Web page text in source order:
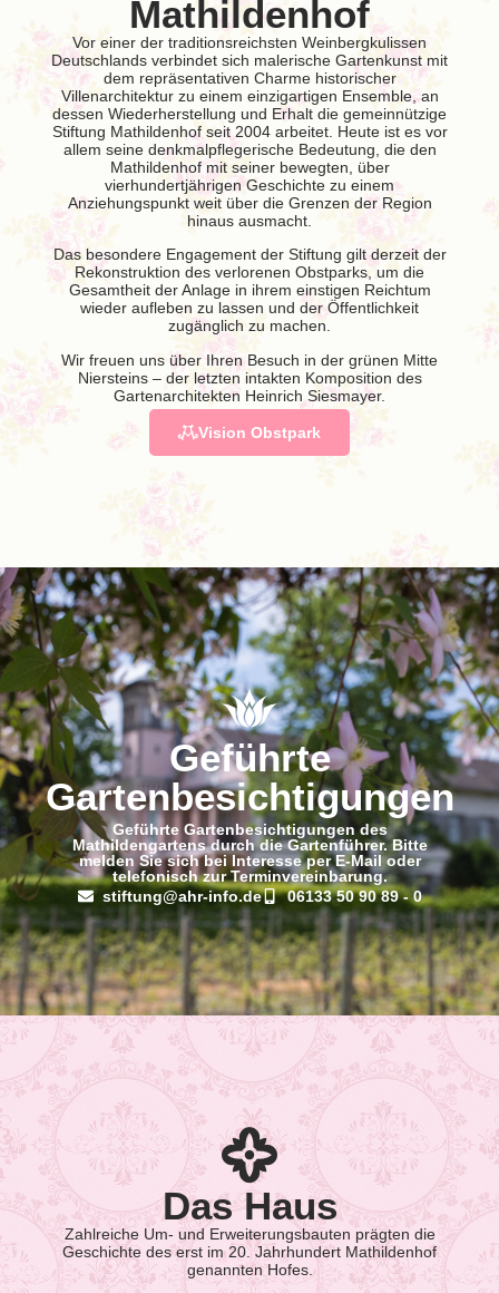
Mathildenhof
Vor einer der traditionsreichsten Weinbergkulissen
Deutschlands verbindet sich malerische Gartenkunst mit
dem repräsentativen Charme historischer
Villenarchitektur zu einem einzigartigen Ensemble, an
dessen Wiederherstellung und Erhalt die gemeinnützige
Stiftung Mathildenhof seit 2004 arbeitet. Heute ist es vor
allem seine denkmalpflegerische Bedeutung, die den
Mathildenhof mit seiner bewegten, über
vierhundertjährigen Geschichte zu einem
Anziehungspunkt weit über die Grenzen der Region
hinaus ausmacht.
Das besondere Engagement der Stiftung gilt derzeit der
Rekonstruktion des verlorenen Obstparks, um die
Gesamtheit der Anlage in ihrem einstigen Reichtum
wieder aufleben zu lassen und der Öffentlichkeit
zugänglich zu machen.
Wir freuen uns über Ihren Besuch in der grünen Mitte
Niersteins – der letzten intakten Komposition des
Gartenarchitekten Heinrich Siesmayer.
Vision Obstpark
Geführte
Gartenbesichtigungen
Geführte Gartenbesichtigungen des
Mathildengartens durch die Gartenführer. Bitte
melden Sie sich bei Interesse per E-Mail oder
telefonisch zur Terminvereinbarung.
stiftung@ahr-info.de
06133 50 90 89 - 0
Das Haus
Zahlreiche Um- und Erweiterungsbauten prägten die
Geschichte des erst im 20. Jahrhundert Mathildenhof
genannten Hofes.